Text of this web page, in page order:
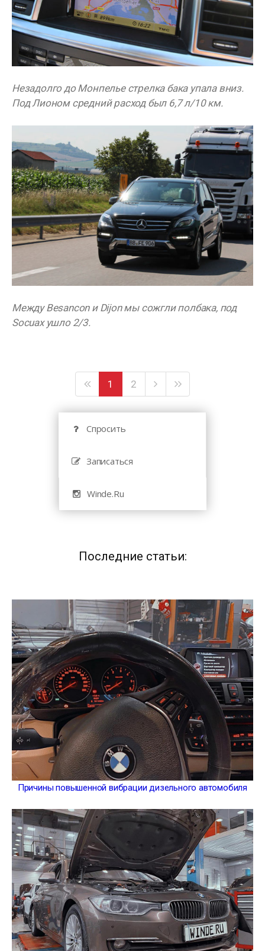
Незадолго до Монпелье стрелка бака упала вниз.
Под Лионом средний расход был 6,7 л/10 км.
Между Besancon и Dijon мы сожгли полбака, под
Socuax ушло 2/3.
1 2
Спросить
Записаться
Winde.Ru
Последние статьи:
Причины повышенной вибрации дизельного автомобиля